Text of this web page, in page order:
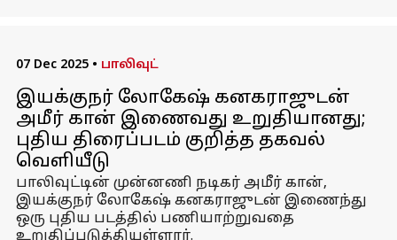
07 Dec 2025 • பாலிவுட்
இயக்குநர் லோகேஷ் கனகராஜுடன்
அமீர் கான் இணைவது உறுதியானது;
புதிய திரைப்படம் குறித்த தகவல்
வெளியீடு
பாலிவுட்டின் முன்னணி நடிகர் அமீர் கான்,
இயக்குநர் லோகேஷ் கனகராஜுடன் இணைந்து
ஒரு புதிய படத்தில் பணியாற்றுவதை
உறுதிப்படுத்தியுள்ளார்.